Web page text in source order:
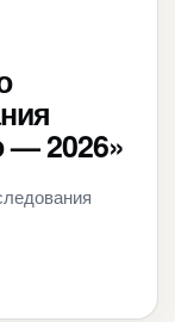
— 2026»